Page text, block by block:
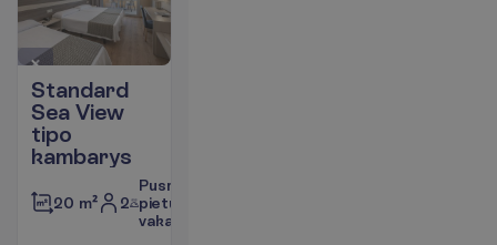
Standard
Sea View
tipo
kambarys
20 m² 2
Pusryčiai,
pietūs,
vakarienė